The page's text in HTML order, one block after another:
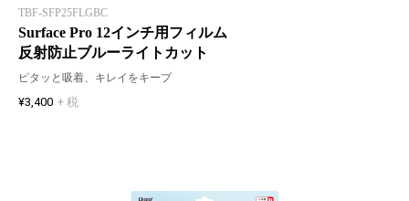
TBF-SFP25FLGBC
Surface Pro 12インチ用フィルム
反射防止ブルーライトカット
ピタッと吸着、キレイをキープ
¥3,400 + 税